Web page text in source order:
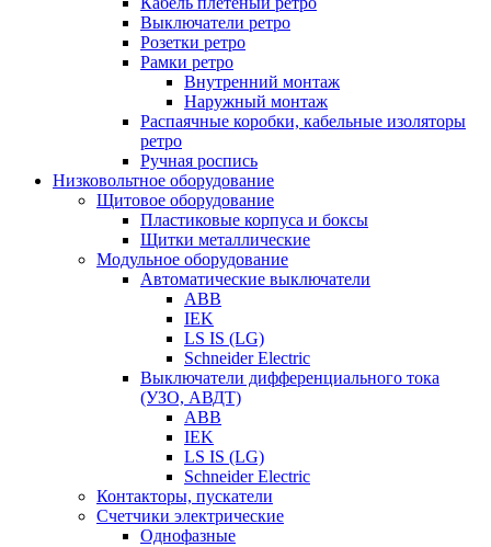
Выключатели ретро
Розетки ретро
Рамки ретро
Внутренний монтаж
Наружный монтаж
Распаячные коробки, кабельные изоляторы
ретро
Ручная роспись
Низковольтное оборудование
Щитовое оборудование
Пластиковые корпуса и боксы
Щитки металлические
Модульное оборудование
Автоматические выключатели
ABB
IEK
LS IS (LG)
Schneider Electric
Выключатели дифференциального тока
(УЗО, АВДТ)
ABB
IEK
LS IS (LG)
Schneider Electric
Контакторы, пускатели
Счетчики электрические
Однофазные